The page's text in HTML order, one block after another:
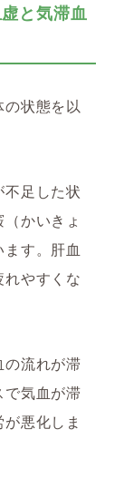
と気滞血
状態を以
足した状
かいきょ
す。肝血
やすくな
流れが滞
気血が滞
悪化しま